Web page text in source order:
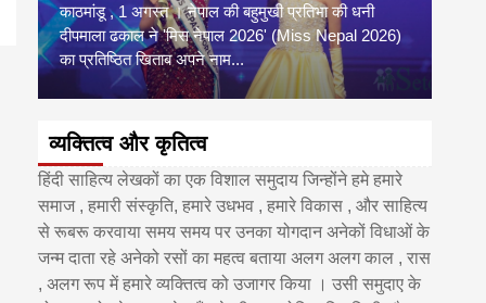
काठमांडू , 1 अगस्त । नेपाल की बहुमुखी प्रतिभा की धनी
दीपमाला ढकाल ने 'मिस नेपाल 2026' (Miss Nepal 2026)
का प्रतिष्ठित खिताब अपने नाम...
व्यक्तित्व और कृतित्व
हिंदी साहित्य लेखकों का एक विशाल समुदाय जिन्होंने हमे हमारे
समाज , हमारी संस्कृति, हमारे उधभव , हमारे विकास , और साहित्य
से रूबरू करवाया समय समय पर उनका योगदान अनेकों विधाओं के
जन्म दाता रहे अनेको रसों का महत्व बताया अलग अलग काल , रास
, अलग रूप में हमारे व्यक्तित्व को उजागर किया । उसी समुदाए के